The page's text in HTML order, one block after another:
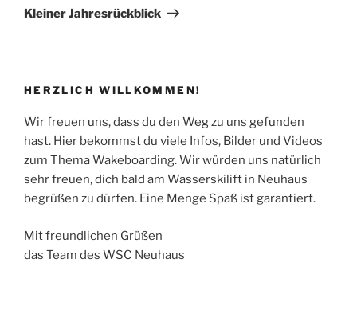
Beitrag
Kleiner Jahresrückblick
HERZLICH WILLKOMMEN!
Wir freuen uns, dass du den Weg zu uns gefunden
hast. Hier bekommst du viele Infos, Bilder und Videos
zum Thema Wakeboarding. Wir würden uns natürlich
sehr freuen, dich bald am Wasserskilift in Neuhaus
begrüßen zu dürfen. Eine Menge Spaß ist garantiert.
Mit freundlichen Grüßen
das Team des WSC Neuhaus